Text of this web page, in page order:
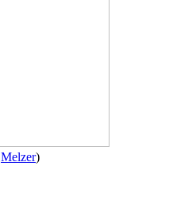
Melzer)